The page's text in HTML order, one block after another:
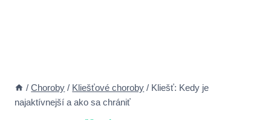
/ Choroby / Kliešťové choroby / Kliešť: Kedy je
najaktívnejší a ako sa chrániť